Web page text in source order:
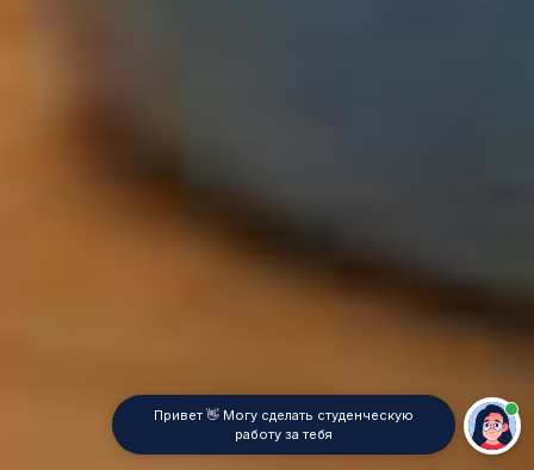
Привет 👋 Могу сделать студенческую
работу за тебя